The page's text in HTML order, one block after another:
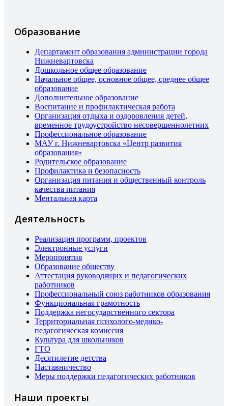
Образование
Департамент образования администрации города
Нижневартовска
Дошкольное общее образование
Начальное общее, основное общее, среднее общее
образование
Дополнительное образование
Воспитание и профилактическая работа
Организация отдыха и оздоровления детей,
временное трудоустройство несовершеннолетних
Профессиональное образование
МАУ г. Нижневартовска «Центр развития
образования»
Родительское образование
Профилактика и безопасность
Организация питания и общественный контроль
качества питания
Ментальная карта
Деятельность
Реализация программ, проектов
Электронные услуги
Мероприятия
Образование обществу
Аттестация руководящих и педагогических
работников
Профессиональный союз работников образования
Функциональная грамотность
Поддержка негосударственного сектора
Территориальная психолого-медико-
педагогическая комиссия
Культура для школьников
ГТО
Десятилетие детства
Наставничество
Меры поддержки педагогических работников
Наши проекты